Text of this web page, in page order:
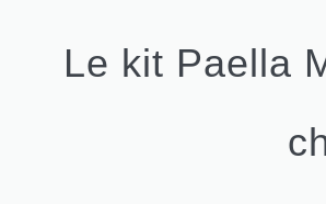
Le kit Paella